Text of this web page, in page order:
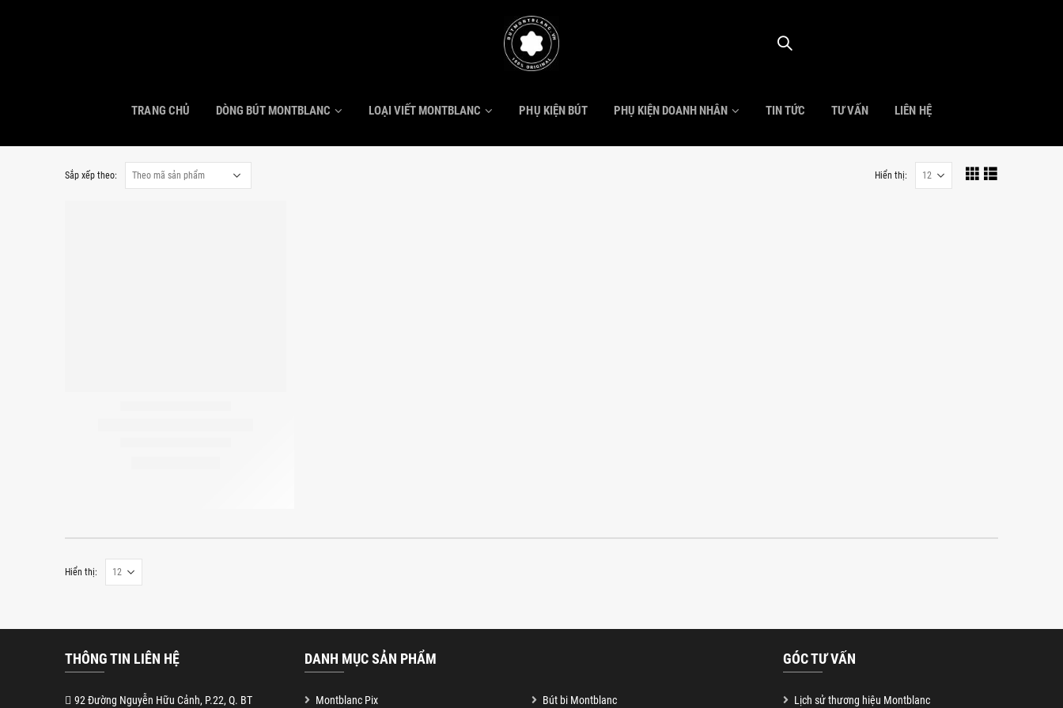
TRANG CHỦ DÒNG BÚT MONTBLANC LOẠI VIẾT MONTBLANC PHỤ KIỆN BÚT PHỤ KIỆN DOANH NHÂN TIN TỨC TƯ VẤN LIÊN HỆ
Sắp xếp theo: Hiển thị:
Hiển thị:
THÔNG TIN LIÊN HỆ
92 Đường Nguyễn Hữu Cảnh, P.22, Q. BT
DANH MỤC SẢN PHẨM
Montblanc Pix Bút bi Montblanc
GÓC TƯ VẤN
Lịch sử thương hiệu Montblanc